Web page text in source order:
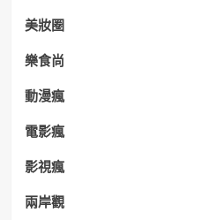
美妝圈
樂食尚
動漫瘋
電影瘋
影視瘋
兩岸觀